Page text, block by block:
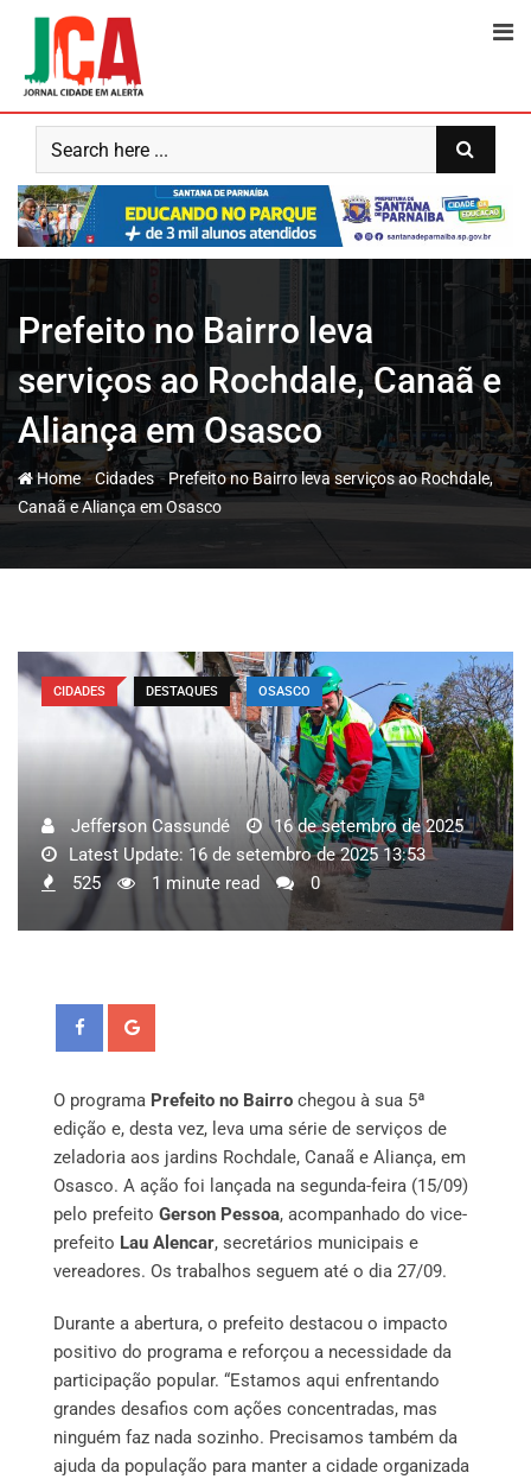
content
Prefeito no Bairro leva
serviços ao Rochdale, Canaã e
Aliança em Osasco
Home-Cidades-Prefeito no Bairro leva serviços ao Rochdale,
Canaã e Aliança em Osasco
CIDADES DESTAQUES OSASCO
Jefferson Cassundé
16 de setembro de 2025
Latest Update: 16 de setembro de 2025 13:53
525
1 minute read 0
O programa Prefeito no Bairro chegou à sua 5ª
edição e, desta vez, leva uma série de serviços de
zeladoria aos jardins Rochdale, Canaã e Aliança, em
Osasco. A ação foi lançada na segunda-feira (15/09)
pelo prefeito Gerson Pessoa, acompanhado do vice-
prefeito Lau Alencar, secretários municipais e
vereadores. Os trabalhos seguem até o dia 27/09.
Durante a abertura, o prefeito destacou o impacto
positivo do programa e reforçou a necessidade da
participação popular. “Estamos aqui enfrentando
grandes desafios com ações concentradas, mas
ninguém faz nada sozinho. Precisamos também da
ajuda da população para manter a cidade organizada